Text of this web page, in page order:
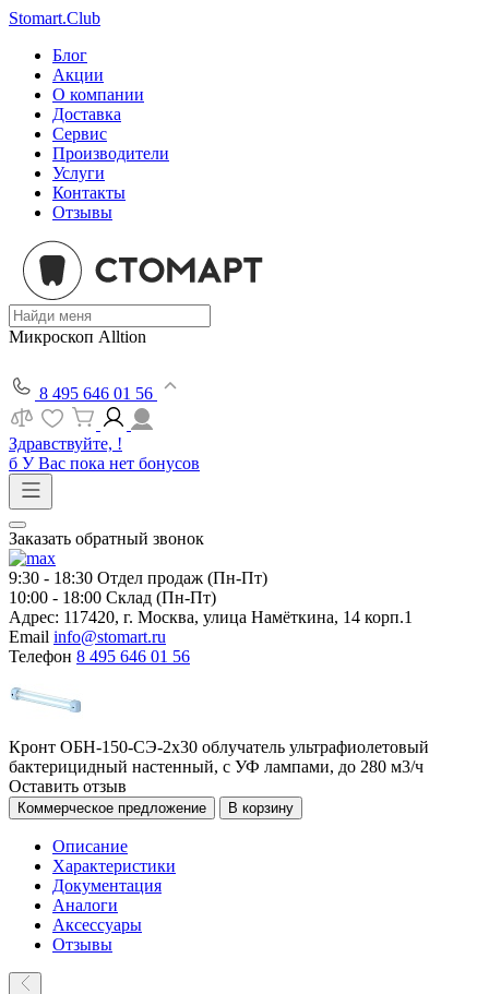
Stomart.Club
Блог
Акции
О компании
Доставка
Сервис
Производители
Услуги
Контакты
Отзывы
Микроскоп Alltion
8 495 646 01 56
Здравствуйте, !
б У Вас пока нет бонусов
Заказать обратный звонок
9:30 - 18:30 Отдел продаж (Пн-Пт)
10:00 - 18:00 Склад (Пн-Пт)
Адрес: 117420, г. Москва, улица Намёткина, 14 корп.1
Email info@stomart.ru
Телефон 8 495 646 01 56
Кронт ОБН-150-СЭ-2х30 облучатель ультрафиолетовый
бактерицидный настенный, с УФ лампами, до 280 м3/ч
Оставить отзыв
Коммерческое предложение В корзину
Описание
Характеристики
Документация
Аналоги
Аксессуары
Отзывы